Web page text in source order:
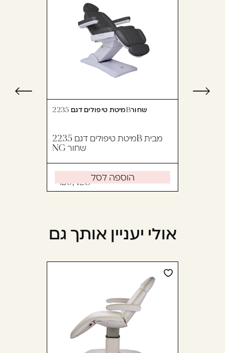
מיטת טיפולים דגם 2235Bשחור
מיטת טיפולים דגם 2235B מבית
NG שחור
9,428הוספה לסל
אולי יעניין אותך גם